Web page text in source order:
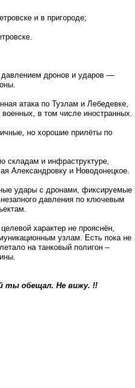
и в пригороде;
давлением дронов и ударов —
атака по Тузлам и Лебедевке,
в том числе иностранных.
но хорошие прилёты по
складам и инфраструктуре,
Александровку и Новодонецкое.
удары с дронами, фиксируемые
давления по ключевым
характер не прояснён,
узлам. Есть пока не
на танковый полигон –
ты обещал. Не вижу. !!